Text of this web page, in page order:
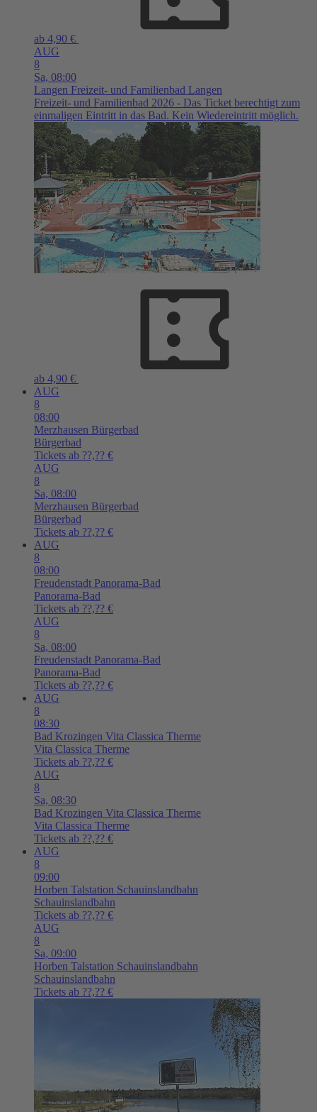
ab 4,90 €
AUG
8
Sa, 08:00
Langen Freizeit- und Familienbad Langen
Freizeit- und Familienbad 2026 - Das Ticket berechtigt zum
einmaligen Eintritt in das Bad. Kein Wiedereintritt möglich.
ab 4,90 €
AUG
8
08:00
Merzhausen Bürgerbad
Bürgerbad
Tickets ab ??,?? €
AUG
8
Sa, 08:00
Merzhausen Bürgerbad
Bürgerbad
Tickets ab ??,?? €
AUG
8
08:00
Freudenstadt Panorama-Bad
Panorama-Bad
Tickets ab ??,?? €
AUG
8
Sa, 08:00
Freudenstadt Panorama-Bad
Panorama-Bad
Tickets ab ??,?? €
AUG
8
08:30
Bad Krozingen Vita Classica Therme
Vita Classica Therme
Tickets ab ??,?? €
AUG
8
Sa, 08:30
Bad Krozingen Vita Classica Therme
Vita Classica Therme
Tickets ab ??,?? €
AUG
8
09:00
Horben Talstation Schauinslandbahn
Schauinslandbahn
Tickets ab ??,?? €
AUG
8
Sa, 09:00
Horben Talstation Schauinslandbahn
Schauinslandbahn
Tickets ab ??,?? €